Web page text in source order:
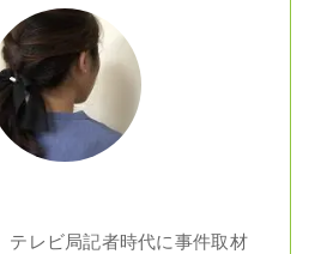
テレビ局記者時代に事件取材